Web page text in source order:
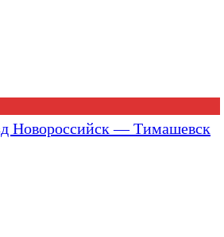
Новороссийск — Тимашевск